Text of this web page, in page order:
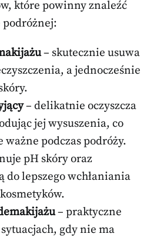
które powinny znaleźć
podróżnej:
– skutecznie usuwa
a jednocześnie
– delikatnie oczyszcza
jej wysuszenia, co
ważne podczas podróży.
pH skóry oraz
do lepszego wchłaniania
– praktyczne
gdy nie ma